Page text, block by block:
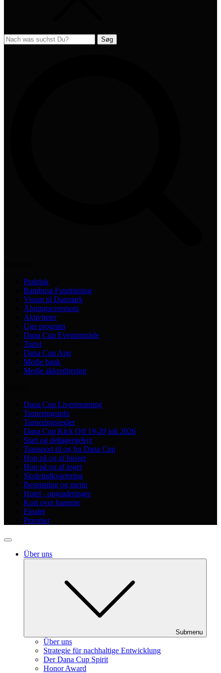
Praktisk
Bambusa Fundraising
Visum til Danmark
Åbningsceremoni
Aktiviteter
Uge program
Dana Cup Eventområde
Turist
Dana Cup App
Medie bank
Medie akkreditering
Dana Cup Livestreaming
Turneringsinfo
Turneringsregler
Dana Cup Kick Off 19-20 juli 2026
Start og deltagergebyr
Transport til og fra Dana Cup
Hop på og af busser
Hop på og af toget
Skoleindkvartering
Bespisning og menu
Hotel - opgraderinger
Kort over banerne
Finaler
Præmier
Über uns
Submenu
Über uns
Strategie für nachhaltige Entwicklung
Der Dana Cup Spirit
Honor Award